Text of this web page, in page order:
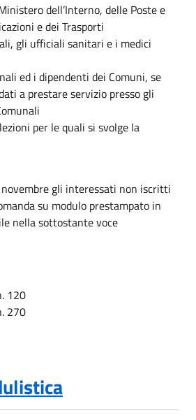
dell’Interno, delle Poste e
e dei Trasporti
gli ufficiali sanitari e i medici
ed i dipendenti dei Comuni, se
a prestare servizio presso gli
per le quali si svolge la
gli interessati non iscritti
su modulo prestampato in
nella sottostante voce
120
270